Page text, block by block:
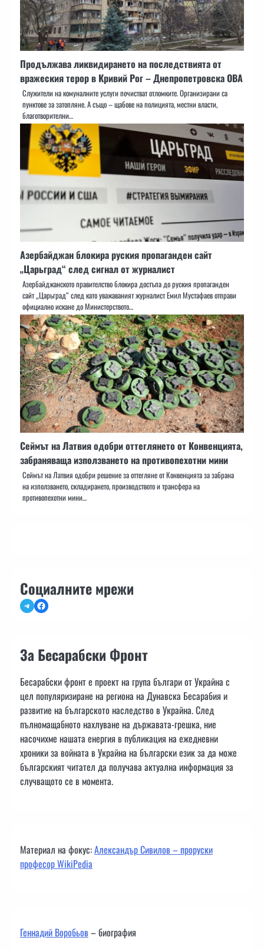
Продължава ликвидирането на последствията от
вражеския терор в Кривий Рог – Днепропетровска ОВА
Служители на комуналните услуги почистват отломките. Организирани са
пунктове за затопляне. А също – щабове на полицията, местни власти,
благотворителни…
Азербайджан блокира руския пропаганден сайт
„Царьград“ след сигнал от журналист
Азербайджанското правителство блокира достъпа до руския пропаганден
сайт „Царьград“ след като уважаваният журналист Емил Мустафаев отправи
официално искане до Министерството…
Сеймът на Латвия одобри оттеглянето от Конвенцията,
забраняваща използването на противопехотни мини
Сеймът на Латвия одобри решение за оттегляне от Конвенцията за забрана
на използването, складирането, производството и трансфера на
противопехотни мини…
Социалните мрежи
TelegramFacebook
За Бесарабски Фронт
Бесарабски фронт е проект на група българи от Украйна с
цел популяризиране на региона на Дунавска Бесарабия и
развитие на българското наследство в Украйна. След
пълномащабното нахлуване на държавата-грешка, ние
насочихме нашата енергия в публикация на ежедневни
хроники за войната в Украйна на български език за да може
българският читател да получава актуална информация за
случващото се в момента.
Материал на фокус:Александър Сивилов – проруски
професор WikiPedia
Геннадий Воробьов– биография